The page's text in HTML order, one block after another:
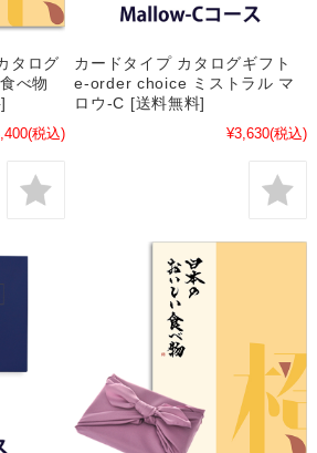
タログ
べ物
(税込)
カードタイプ カタログギフト
e-order choice ミストラル マ
ロウ-C [送料無料]
¥3,630(税込)